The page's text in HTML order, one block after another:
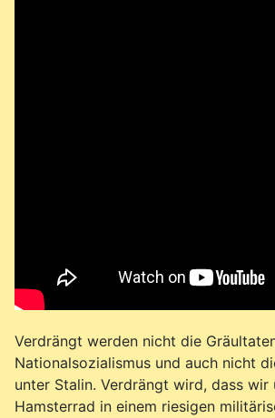
Verdrängt werden nicht die
Nationalsozialismus und auch nicht
unter Stalin. Verdrängt wird, dass wir
Hamsterrad in einem riesigen